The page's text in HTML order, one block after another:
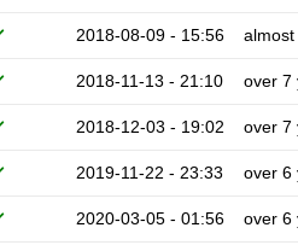
2018-08-09 - 15:56
2018-11-13 - 21:10 over 7
2018-12-03 - 19:02 over 7
2019-11-22 - 23:33 over 6
2020-03-05 - 01:56 over 6